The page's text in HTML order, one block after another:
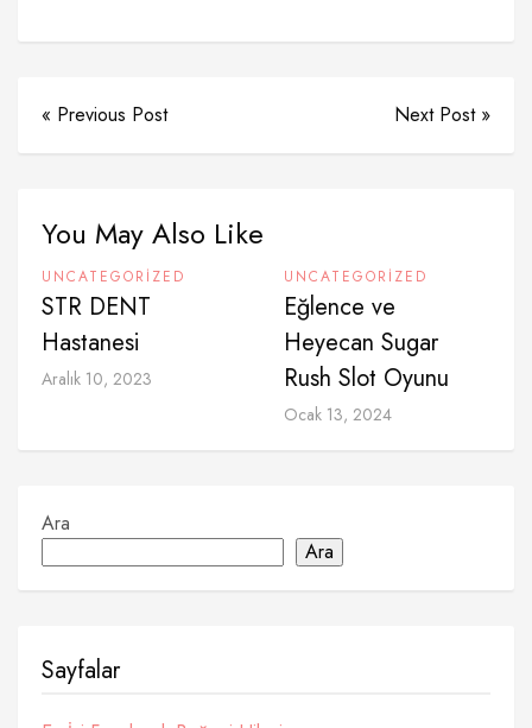
« Previous Post Next Post »
You May Also Like
UNCATEGORIZED
STR DENT
Hastanesi
Aralık 10, 2023
UNCATEGORIZED
Eğlence ve
Heyecan Sugar
Rush Slot Oyunu
Ocak 13, 2024
Ara
Ara
Sayfalar